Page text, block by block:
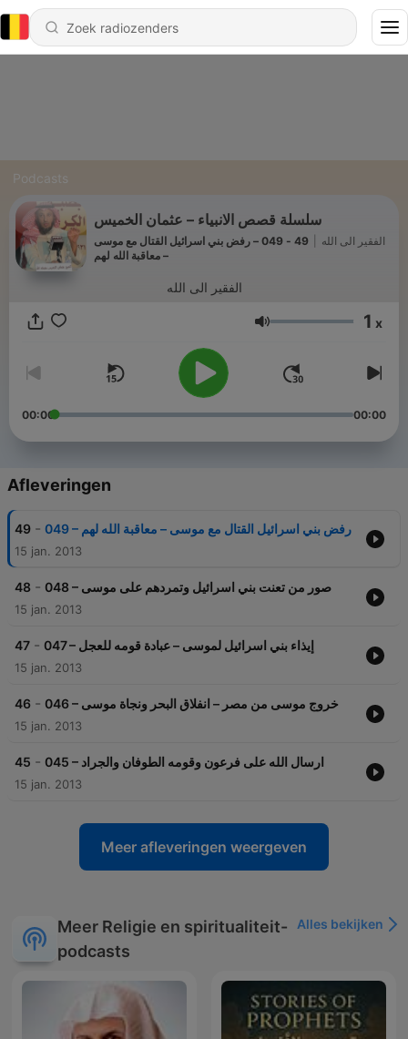
Podcasts
سلسلة قصص الانبياء – عثمان الخميس
الفقير الى الله
49 - 049 – رفض بني اسرائيل القتال مع موسى
– معاقبة الله لهم
الفقير الى الله
Volume 1 x
00:00 00:00
Afleveringen
49 - 049 – رفض بني اسرائيل القتال مع موسى – معاقبة الله لهم
15 jan. 2013
48 - 048 – صور من تعنت بني اسرائيل وتمردهم على موسى
15 jan. 2013
47 - 047 – إيذاء بني اسرائيل لموسى – عبادة قومه للعجل
15 jan. 2013
46 - 046 – خروج موسى من مصر – انفلاق البحر ونجاة موسى
15 jan. 2013
45 - 045 – ارسال الله على فرعون وقومه الطوفان والجراد
15 jan. 2013
Meer afleveringen weergeven
Meer Religie en spiritualiteit-
podcasts
Alles bekijken